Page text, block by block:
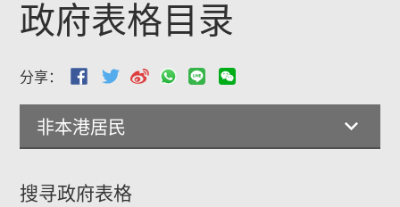
政府表格目录
分享：
非本港居民
搜寻政府表格